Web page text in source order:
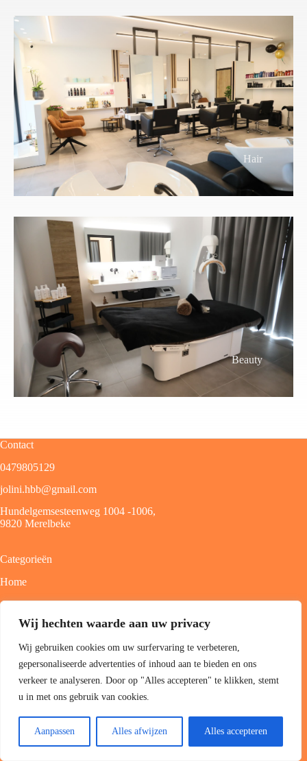
Wij hechten waarde aan uw privacy
Wij gebruiken cookies om uw surfervaring te verbeteren,
gepersonaliseerde advertenties of inhoud aan te bieden en ons
verkeer te analyseren. Door op "Alles accepteren" te klikken, stemt
u in met ons gebruik van cookies.
Aanpassen Alles afwijzen Alles accepteren
Hair
Beauty
Contact
0479805129
jolini.hbb@gmail.com
Hundelgemsesteenweg 1004 -1006,
9820 Merelbeke
Categorieën
Home
Over ons
Diensten
Accesoires
Contact
Algemene voorwaarden
Privacyverklaring